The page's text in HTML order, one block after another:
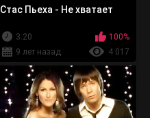
Стас Пьеха - Не хватает
3:20
100%
9 лет назад
4 017